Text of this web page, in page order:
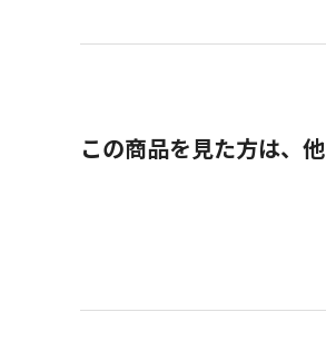
この商品を見た方は、